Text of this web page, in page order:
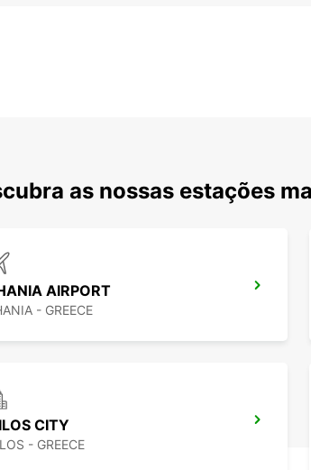
as nossas estações
AIRPORT
- GREECE
CITY
- GREECE